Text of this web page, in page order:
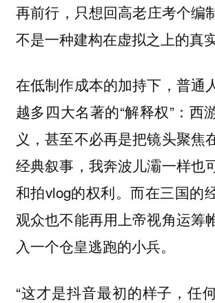
再前行，只想回高老庄考个
不是一种建构在虚拟之上的真实
在低制作成本的加持下，普通
越多四大名著的“解释权”：西
义，甚至不必再是把镜头聚焦
经典叙事，我奔波儿灞一样也
和拍vlog的权利。而在三国的
观众也不能再用上帝视角运筹
入一个仓皇逃跑的小兵。
“这才是抖音最初的样子，任